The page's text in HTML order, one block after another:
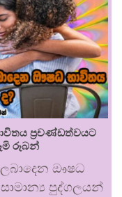
ප්‍රචණ්ඩත්වයට
රූබන්
ඖෂධ
පුද්ගලයන්